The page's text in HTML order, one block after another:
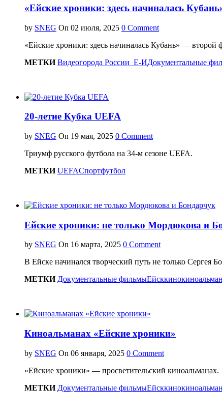
«Ейские хроники: здесь начиналась
by SNEG On
0 Comment
«Ейские хроники: здесь начиналась Кубань» —
МЕТКИВидеогорода России_Е-ИДокументальные
20-летие Кубка UEFA
by SNEG On
0 Comment
Триумф русского футбола на 34-м сезоне UEFA.
МЕТКИUEFAСпортфутбол
Ейские хроники: не только Мордюкова и
by SNEG On
0 Comment
В Ейске начинался творческий путь не только
МЕТКИДокументальные фильмыЕйсккино
Киноальманах «Ейские хроники»
by SNEG On
0 Comment
«Ейские хроники» — просветительский киноальманах.
МЕТКИ Документальные фильмыЕйсккино